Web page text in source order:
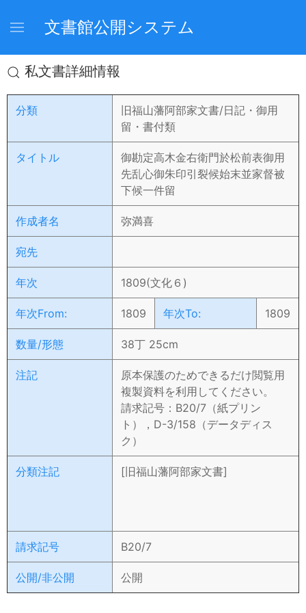
文書館公開システム
私文書詳細情報
分類
旧福山藩阿部家文書/日記・御用
留・書付類
タイトル
御勘定高木金右衛門於松前表御用
先乱心御朱印引裂候始末並家督被
下候一件留
作成者名 弥満喜
宛先
年次 1809(文化６)
年次From: 1809 年次To: 1809
数量/形態 38丁 25cm
注記
原本保護のためできるだけ閲覧用
複製資料を利用してください。
請求記号：B20/7（紙プリン
ト），D-3/158（データディス
ク）
分類注記 [旧福山藩阿部家文書]
請求記号 B20/7
公開/非公開 公開